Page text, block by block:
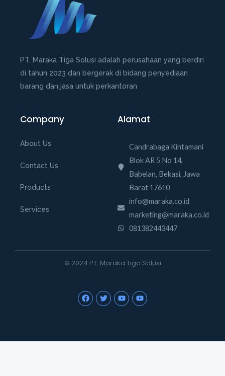
PT. Maraka Tiga Solusi adalah perusahaan yang berdiri
di tahun 2023 dan bergerak di bidang penyediaan
barang dan jasa untuk perkantoran
Company
About Us
Contact Us
Products
Services
Alamat
Candrabaga Kintamani
Blok AR 5 No 14,
Babelan, Bekasi, Jawa
Barat 17610
info@maraka.co.id
marketing@maraka.co.id
081382443447
© 2024 PT. Maraka Tiga Solusi
F
a
c
T
w
i
Y
o
u
Y
o
u